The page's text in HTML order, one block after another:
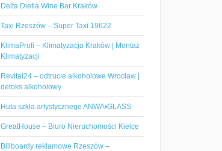
Delta Dietla Wine Bar Kraków
Taxi Rzeszów – Super Taxi 19622
KlimaProfi – Klimatyzacja Kraków | Montaż
Klimatyzacji
Revital24 – odtrucie alkoholowe Wrocław |
detoks alkoholowy
Huta szkła artystycznego ANWA•GLASS
GreatHouse – Biuro Nieruchomości Kielce
Billboardy reklamowe Rzeszów –